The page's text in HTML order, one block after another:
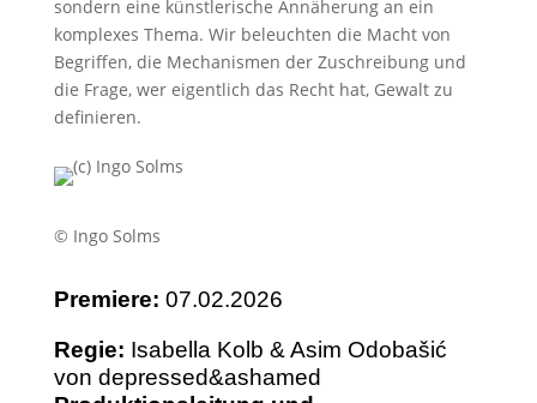
sondern eine künstlerische Annäherung an ein
komplexes Thema. Wir beleuchten die Macht von
Begriffen, die Mechanismen der Zuschreibung und
die Frage, wer eigentlich das Recht hat, Gewalt zu
definieren.
© Ingo Solms
Premiere: 07.02.2026
Regie: Isabella Kolb & Asim Odobašić
von depressed&ashamed